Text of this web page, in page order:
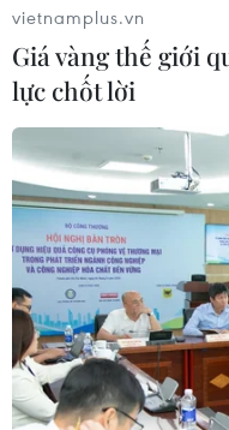
#Bạc Liêu
#Múa lâm thôn
#Di
Bạc Liêu
Cà Mau
Theo dõi VietnamPlus
vietnamplus.vn
Giá vàng thế giới
lực chốt lời